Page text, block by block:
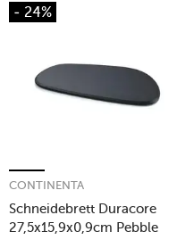
- 24%
Schneidebrett Duracore
27,5x15,9x0,9cm Pebble
CONTINENTA